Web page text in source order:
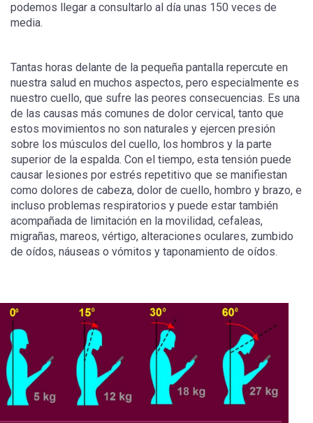
podemos llegar a consultarlo al día unas 150 veces de
media.
Tantas horas delante de la pequeña pantalla repercute en
nuestra salud en muchos aspectos, pero especialmente es
nuestro cuello, que sufre las peores consecuencias. Es una
de las causas más comunes de dolor cervical, tanto que
estos movimientos no son naturales y ejercen presión
sobre los músculos del cuello, los hombros y la parte
superior de la espalda. Con el tiempo, esta tensión puede
causar lesiones por estrés repetitivo que se manifiestan
como dolores de cabeza, dolor de cuello, hombro y brazo, e
incluso problemas respiratorios y puede estar también
acompañada de limitación en la movilidad, cefaleas,
migrañas, mareos, vértigo, alteraciones oculares, zumbido
de oídos, náuseas o vómitos y taponamiento de oídos.